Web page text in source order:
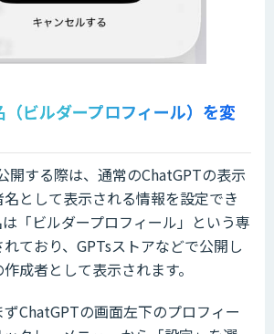
（ビルダープロフィール）を変
開する際は、通常のChatGPTの表示
として表示される情報を設定でき
「ビルダープロフィール」という専
ており、GPTsストアなどで公開し
成者として表示されます。
ChatGPTの画面左下のプロフィー